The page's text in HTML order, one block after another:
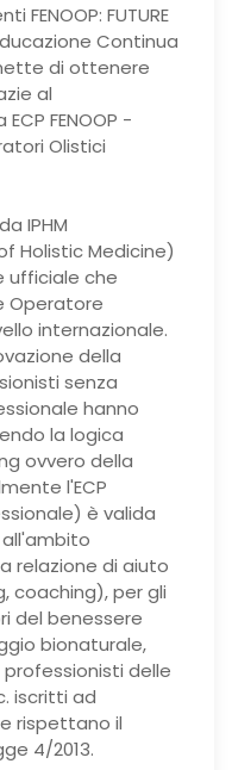
FUTURE
Continua
di ottenere
al
FENOOP -
Olistici
IPHM
Holistic Medicine)
ufficiale che
Operatore
internazionale.
della
senza
hanno
la logica
ovvero della
l'ECP
è valida
relazione di aiuto
coaching), per gli
del benessere
bionaturale,
delle
iscritti ad
rispettano il
4/2013.